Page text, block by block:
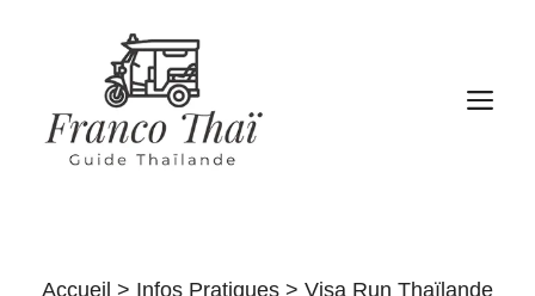
Accueil > Infos Pratiques > Visa Run Thaïlande